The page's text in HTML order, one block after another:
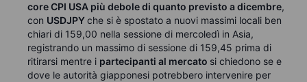
core CPI USA più debole di quanto previsto a dicembre,
con USDJPY che si è spostato a nuovi massimi locali ben
chiari di 159,00 nella sessione di mercoledì in Asia,
registrando un massimo di sessione di 159,45 prima di
ritirarsi mentre i partecipanti al mercato si chiedono se e
dove le autorità giapponesi potrebbero intervenire per